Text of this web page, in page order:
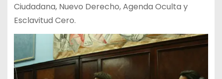
Ciudadana, Nuevo Derecho, Agenda Oculta y
Esclavitud Cero.